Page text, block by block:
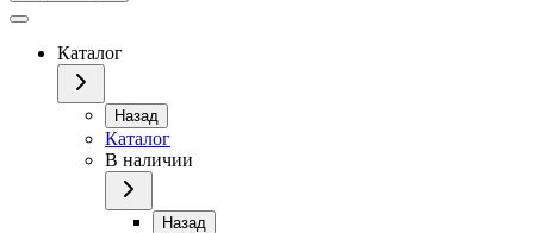
Каталог
Назад
Каталог
В наличии
Назад